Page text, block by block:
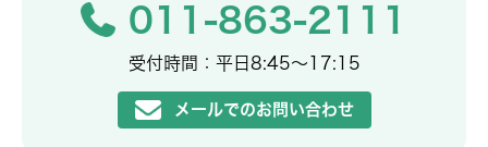
011-863-2111
受付時間：平日8:45〜17:15
メールでのお問い合わせ